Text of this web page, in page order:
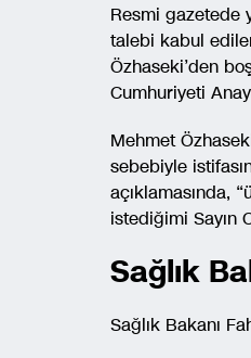
Resmi gazetede
talebi kabul
Özhaseki’den
Cumhuriyeti
Mehmet
sebebiyle
açıklamasında,
istediğimi Sayın
Sağlık
Sağlık Bakanı